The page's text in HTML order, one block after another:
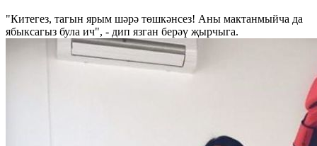
"Китегез, тагын ярым шәрә төшкәнсез! Аны мактанмыйча да
ябыксагыз була ич", - дип язган берәү җырчыга.